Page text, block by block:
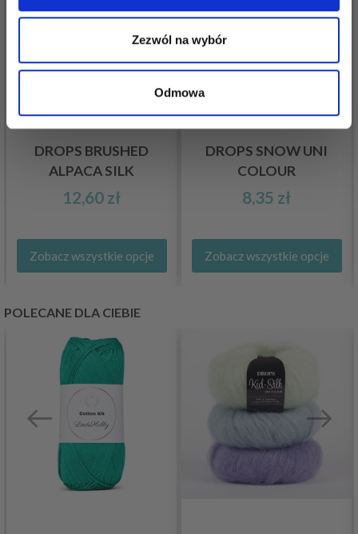
Zezwól na wybór
Odmowa
DROPS BRUSHED
ALPACA SILK
12,60 zł
Zobacz wszystkie opcje
DROPS SNOW UNI
COLOUR
8,35 zł
Zobacz wszystkie opcje
POLECANE DLA CIEBIE